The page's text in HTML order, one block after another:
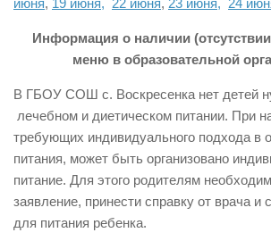
июня, 19 июня, 22 июня, 23 июня, 24
Информация о наличии
меню в образовательной
В ГБОУ СОШ с. Воскресенка нет детей
лечебном и диетическом питании. При
требующих индивидуального подхода в
питания, может быть организовано
питание. Для этого родителям
заявление, принести справку от врача и
для питания ребенка.